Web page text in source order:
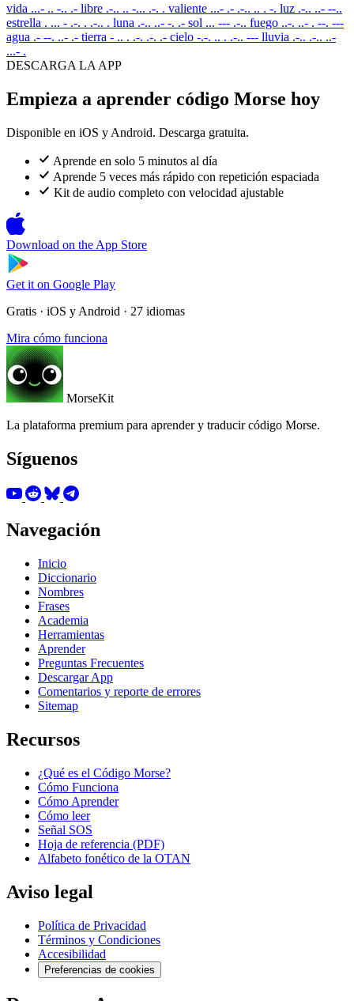
vida ...- .. -.. .- libre .-.. .. -... .-. . valiente ...- .- .-.. .. . -. luz .-.. ..- --..
estrella . ... - .-. . .-.. . luna .-.. ..- -. .- sol ... --- .-.. fuego ..-. ..- . --. ---
agua .- --. ..- .- tierra - .. . .-. .-. .- cielo -.-. .. . .-.. --- lluvia .-.. .-.. ..-
...- .
DESCARGA LA APP
Empieza a aprender código Morse hoy
Disponible en iOS y Android. Descarga gratuita.
Aprende en solo 5 minutos al día
Aprende 5 veces más rápido con repetición espaciada
Kit de audio completo con velocidad ajustable
Download on the App Store
Get it on Google Play
Gratis · iOS y Android · 27 idiomas
Mira cómo funciona
MorseKit
La plataforma premium para aprender y traducir código Morse.
Síguenos
Navegación
Inicio
Diccionario
Nombres
Frases
Academia
Herramientas
Aprender
Preguntas Frecuentes
Descargar App
Comentarios y reporte de errores
Sitemap
Recursos
¿Qué es el Código Morse?
Cómo Funciona
Cómo Aprender
Cómo leer
Señal SOS
Hoja de referencia (PDF)
Alfabeto fonético de la OTAN
Aviso legal
Política de Privacidad
Términos y Condiciones
Accesibilidad
Preferencias de cookies